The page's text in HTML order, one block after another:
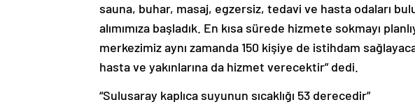
sauna, buhar, masaj, egzersiz, tedavi ve hasta odaları
alımımıza başladık. En kısa sürede hizmete sokmayı
merkezimiz aynı zamanda 150 kişiye de istihdam
hasta ve yakınlarına da hizmet verecektir” dedi.
“Sulusaray kaplıca suyunun sıcaklığı 53 derecedir”